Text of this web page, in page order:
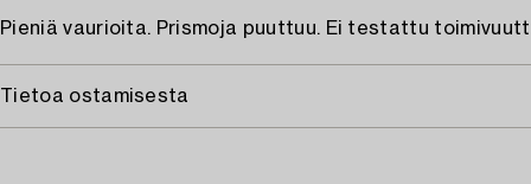
Pieniä vaurioita. Prismoja puuttuu. Ei testattu
Tietoa ostamisesta